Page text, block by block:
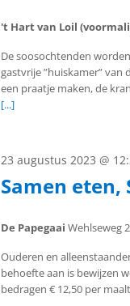
't Hart van Loil
De soosochtenden
gastvrije ”huiskamer”
een praatje maken, de
[...]
23 augustus 2023 @
Samen eten,
De PapegaaiWehlseweg
Ouderen en
behoefte aan is bewijzen
bedragen € 12,50 per